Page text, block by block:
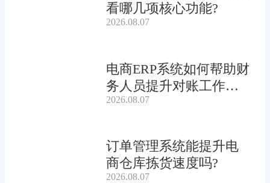
看哪几项核心功能?
2026.08.07
电商ERP系统如何帮助财
务人员提升对账工作效
率?
2026.08.07
订单管理系统能提升电
商仓库拣货速度吗?
2026.08.07